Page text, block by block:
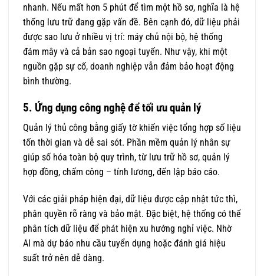
nhanh. Nếu mất hơn 5 phút để tìm một hồ sơ, nghĩa là hệ
thống lưu trữ đang gặp vấn đề. Bên cạnh đó, dữ liệu phải
được sao lưu ở nhiều vị trí: máy chủ nội bộ, hệ thống
đám mây và cả bản sao ngoại tuyến. Như vậy, khi một
nguồn gặp sự cố, doanh nghiệp vẫn đảm bảo hoạt động
bình thường.
5. Ứng dụng công nghệ để tối ưu quản lý
Quản lý thủ công bằng giấy tờ khiến việc tổng hợp số liệu
tốn thời gian và dễ sai sót. Phần mềm quản lý nhân sự
giúp số hóa toàn bộ quy trình, từ lưu trữ hồ sơ, quản lý
hợp đồng, chấm công – tính lương, đến lập báo cáo.
Với các giải pháp hiện đại, dữ liệu được cập nhật tức thì,
phân quyền rõ ràng và bảo mật. Đặc biệt, hệ thống có thể
phân tích dữ liệu để phát hiện xu hướng nghỉ việc. Nhờ
AI mà dự báo nhu cầu tuyển dụng hoặc đánh giá hiệu
suất trở nên dễ dàng.